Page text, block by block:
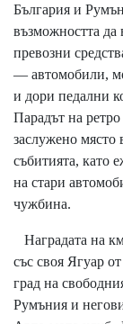
България и
възможността да
превозни
— автомобили,
и дори педални
Парадът на
заслужено място
събитията, като
на стари
чужбина.
Наградата на
със своя Ягуар
град на
Румъния и